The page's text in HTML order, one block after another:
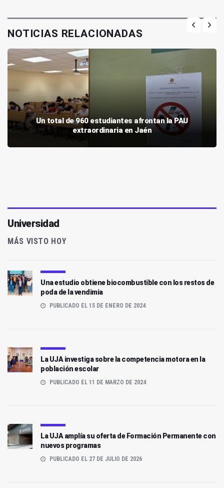
NOTICIAS RELACIONADAS
Un total de 960 estudiantes afrontan la PAU
extraordinaria en Jaén
Universidad
MÁS VISTO HOY
Una estudio obtiene biocombustible con los restos de
poda de la vendimia
PUBLICADO EL 15 DE ENERO DE 2024
La UJA investiga sobre la competencia motora en la
población escolar
PUBLICADO EL 11 DE MARZO DE 2024
La UJA amplía su oferta de Formación Permanente con
nuevos programas
PUBLICADO EL 27 DE JULIO DE 2026